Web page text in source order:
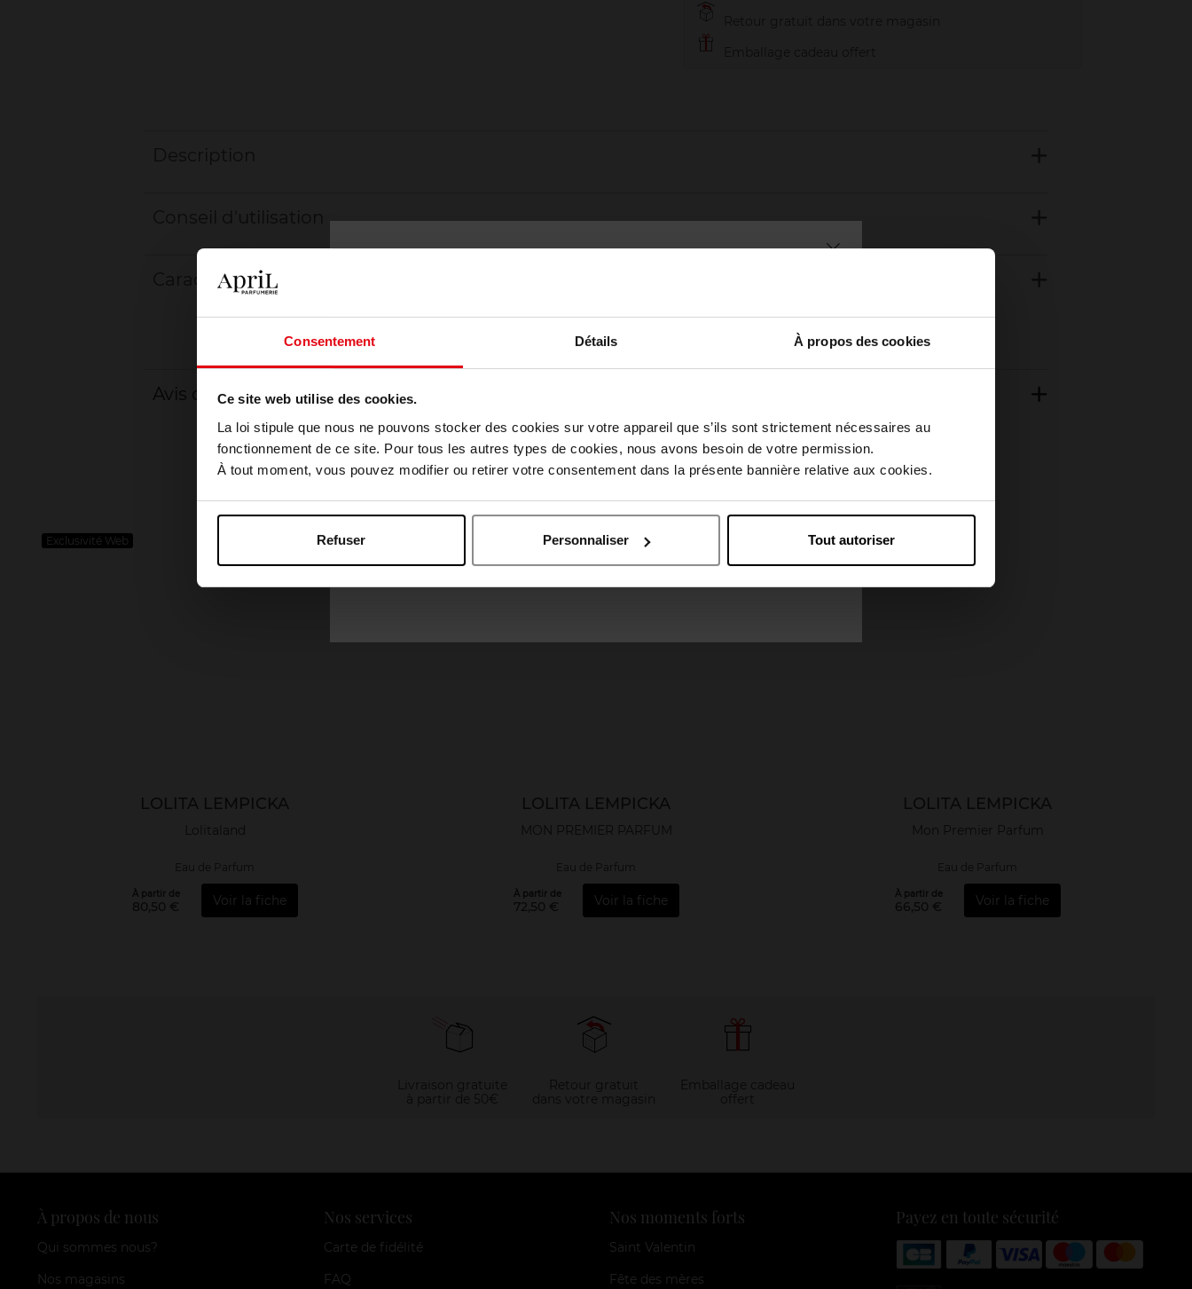
Consentement Détails À propos des cookies
Ce site web utilise des cookies.
La loi stipule que nous ne pouvons stocker des cookies sur votre appareil que s’ils sont strictement nécessaires au
fonctionnement de ce site. Pour tous les autres types de cookies, nous avons besoin de votre permission.
À tout moment, vous pouvez modifier ou retirer votre consentement dans la présente bannière relative aux cookies.
Refuser Personnaliser Tout autoriser
Caractéristiques
Avis client
Oublié quelque chose ?
Exclusivité Web
LOLITA LEMPICKA
Lolitaland
Eau de Parfum
À partir de
80,50 € Voir la fiche
LOLITA LEMPICKA
MON PREMIER PARFUM
Eau de Parfum
À partir de
72,50 € Voir la fiche
LOLITA LEMPICKA
Mon Premier Parfum
Eau de Parfum
À partir de
66,50 € Voir la fiche
À propos de nous
Qui sommes nous?
Nos magasins
Nos services
Carte de fidélité
FAQ
Nos moments forts
Saint Valentin
Fête des mères
Payez en toute sécurité
Choisissez votre pays